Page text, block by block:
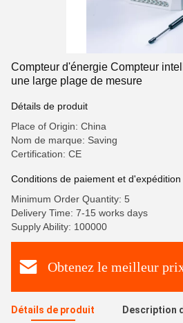
Compteur d'énergie Compteur
une large plage de mesure
Détails de produit
Place of Origin: China
Nom de marque: Saving
Certification: CE
Conditions de paiement et d'expédition
Minimum Order Quantity: 5
Delivery Time: 7-15 works days
Supply Ability: 100000
Obtenez le meilleur
Détails de produit Description